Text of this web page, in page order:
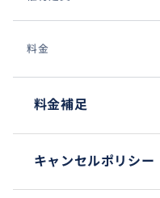
料金
料金補足
キャンセルポリシー